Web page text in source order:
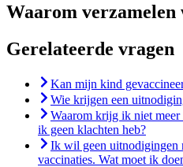
Waarom verzamelen
Gerelateerde vragen
Kan mijn kind
Wie krijgen een
Waarom krijg ik niet meer
ik geen klachten heb?
Ik wil geen uitnodigingen
vaccinaties. Wat moet ik